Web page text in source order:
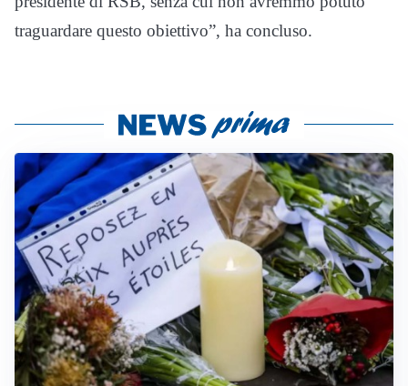
traguardare questo obiettivo”, ha concluso.